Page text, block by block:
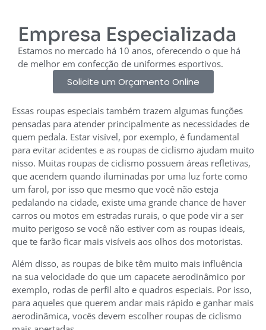
Empresa Especializada
Estamos no mercado há 10 anos, oferecendo o que há
de melhor em confecção de uniformes esportivos.
Solicite um Orçamento Online
Essas roupas especiais também trazem algumas funções
pensadas para atender principalmente as necessidades de
quem pedala. Estar visível, por exemplo, é fundamental
para evitar acidentes e as roupas de ciclismo ajudam muito
nisso. Muitas roupas de ciclismo possuem áreas refletivas,
que acendem quando iluminadas por uma luz forte como
um farol, por isso que mesmo que você não esteja
pedalando na cidade, existe uma grande chance de haver
carros ou motos em estradas rurais, o que pode vir a ser
muito perigoso se você não estiver com as roupas ideais,
que te farão ficar mais visíveis aos olhos dos motoristas.
Além disso, as roupas de bike têm muito mais influência
na sua velocidade do que um capacete aerodinâmico por
exemplo, rodas de perfil alto e quadros especiais. Por isso,
para aqueles que querem andar mais rápido e ganhar mais
aerodinâmica, vocês devem escolher roupas de ciclismo